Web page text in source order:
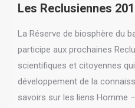
Les Reclusiennes
La Réserve de biosphère du
participe aux prochaines
scientifiques et citoyennes
développement de la
savoirs sur les liens Homme